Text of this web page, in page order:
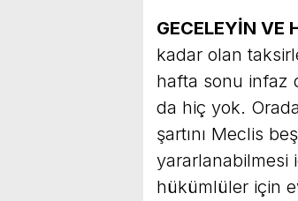
GECELEYİN VE
kadar olan
hafta sonu infaz
da hiç yok.
şartını Meclis
yararlanabilmesi
hükümlüler için